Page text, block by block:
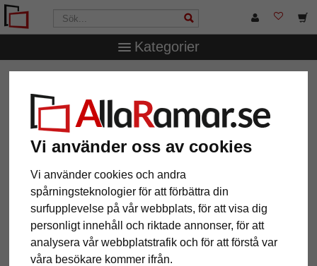
Vi använder oss av cookies
Vi använder cookies och andra
spårningsteknologier för att förbättra din
surfupplevelse på vår webbplats, för att visa dig
personligt innehåll och riktade annonser, för att
analysera vår webbplatstrafik och för att förstå var
våra besökare kommer ifrån.
Kategorier
träramar
12 Artiklar Populärast
Grid